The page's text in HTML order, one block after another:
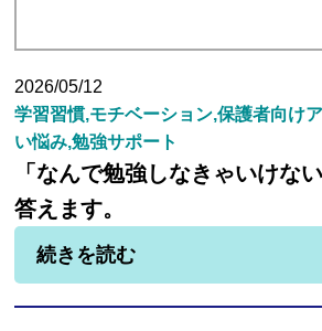
小学生
中学生
2026/05/12
学習習慣,モチベーション,保護者向け
い悩み,勉強サポート
「なんで勉強しなきゃいけな
答えます。
続きを読む